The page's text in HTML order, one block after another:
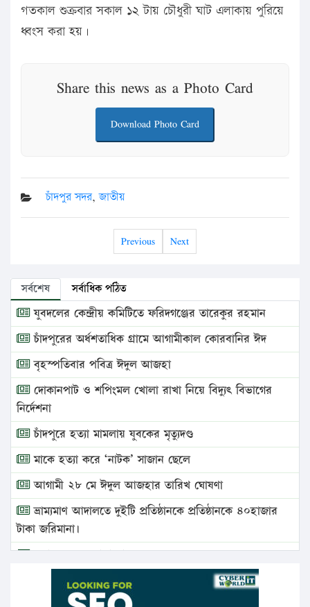
গতকাল শুক্রবার সকাল ১২ টায় চৌধুরী ঘাট এলাকায় পুরিয়ে
ধ্বংস করা হয়।
Share this news as a Photo Card
Download Photo Card
চাঁদপুর সদর,জাতীয়
Previous Next
সর্বশেষ সর্বাধিক পঠিত
যুবদলের কেন্দ্রীয় কমিটিতে ফরিদগঞ্জের তারেকুর রহমান
চাঁদপুরের অর্ধশতাধিক গ্রামে আগামীকাল কোরবানির ঈদ
বৃহস্পতিবার পবিত্র ঈদুল আজহা
দোকানপাট ও শপিংমল খোলা রাখা নিয়ে বিদ্যুৎ বিভাগের
নির্দেশনা
চাঁদপুরে হত্যা মামলায় যুবকের মৃত্যুদণ্ড
মাকে হত্যা করে ‘নাটক’ সাজান ছেলে
আগামী ২৮ মে ঈদুল আজহার তারিখ ঘোষণা
ভ্রাম্যমাণ আদালতে দুইটি প্রতিষ্ঠানকে প্রতিষ্ঠানকে ৪০হাজার
টাকা জরিমানা।
এবার লঞ্চের ভাড়া বাড়ল
১৭ থেকে ২১ শতাংশ বিদ্যুতের দাম বাড়ানোর প্রস্তাব পিডিবির